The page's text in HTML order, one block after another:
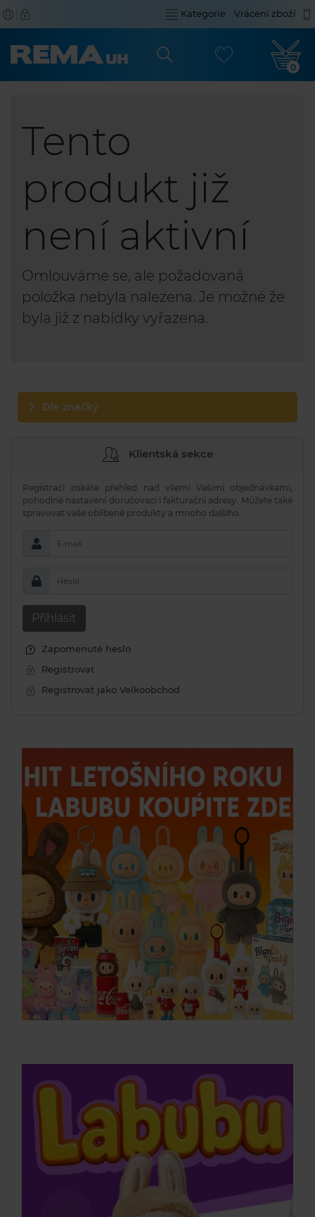
Kategorie Vrácení zboží
0
Tento
produkt již
není aktivní
Omlouváme se, ale požadovaná
položka nebyla nalezena. Je možné že
byla již z nabídky vyřazena.
Dle značky
Klientská sekce
Registrací získáte přehled nad všemi Vašimi objednávkami,
pohodlné nastavení doručovací i fakturační adresy. Můžete také
spravovat vaše oblíbené produkty a mnoho dalšího.
E-mail
Heslo
Přihlásit
Zapomenuté heslo
Registrovat
Registrovat jako Velkoobchod